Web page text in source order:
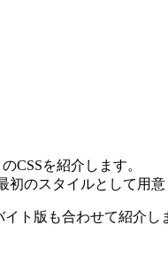
CSSを紹介します。
のスタイルとして用
ト版も合わせて紹介し